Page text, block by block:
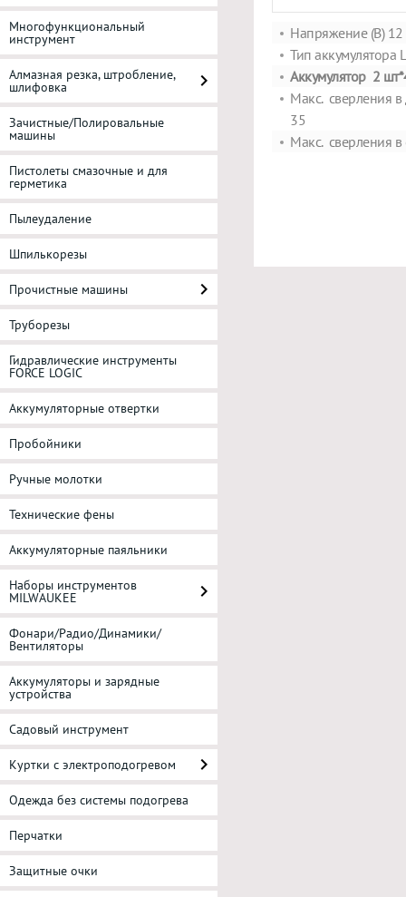
Многофункциональный
инструмент
Алмазная резка, штробление,
шлифовка
Зачистные/Полировальные
машины
Пистолеты смазочные и для
герметика
Пылеудаление
Шпилькорезы
Прочистные машины
Труборезы
Гидравлические инструменты
FORCE LOGIC
Аккумуляторные отвертки
Пробойники
Ручные молотки
Технические фены
Аккумуляторные паяльники
Наборы инструментов
MILWAUKEE
Фонари/Радио/Динамики/
Вентиляторы
Аккумуляторы и зарядные
устройства
Садовый инструмент
Куртки с электроподогревом
Одежда без системы подогрева
Перчатки
Защитные очки
Напряжение (В) 12
Тип аккумулятора
Аккумулятор 2
Макс. сверления в
35
Макс. сверления в